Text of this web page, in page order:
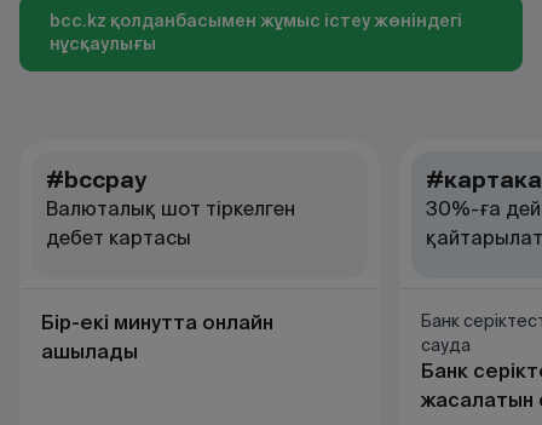
bcc.kz қолданбасымен жұмыс істеу жөніндегі
нұсқаулығы
#bccpay
Валюталық шот тіркелген
дебет картасы
Бір-екі минутта онлайн
ашылады
30%-ға
Банк
сауда
Банк
жасалатын